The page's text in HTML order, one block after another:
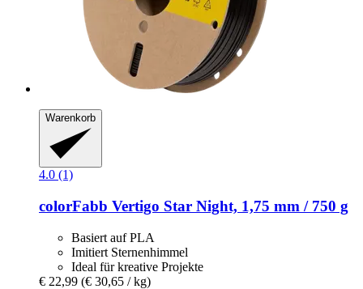
Warenkorb
4.0 (1)
colorFabb Vertigo Star Night, 1,75 mm / 750 g
Basiert auf PLA
Imitiert Sternenhimmel
Ideal für kreative Projekte
€ 22,99 (€ 30,65 / kg)